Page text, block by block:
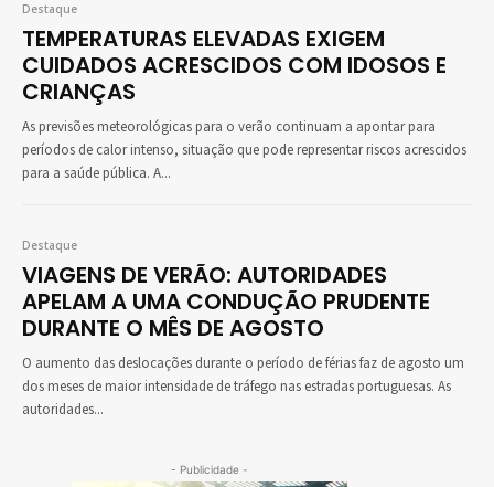
Destaque
TEMPERATURAS ELEVADAS EXIGEM
CUIDADOS ACRESCIDOS COM IDOSOS E
CRIANÇAS
As previsões meteorológicas para o verão continuam a apontar para
períodos de calor intenso, situação que pode representar riscos acrescidos
para a saúde pública. A...
Destaque
VIAGENS DE VERÃO: AUTORIDADES
APELAM A UMA CONDUÇÃO PRUDENTE
DURANTE O MÊS DE AGOSTO
O aumento das deslocações durante o período de férias faz de agosto um
dos meses de maior intensidade de tráfego nas estradas portuguesas. As
autoridades...
- Publicidade -